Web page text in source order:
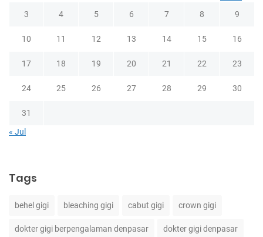
3 4 5 6 7 8 9
10 11 12 13 14 15 16
17 18 19 20 21 22 23
24 25 26 27 28 29 30
31
« Jul
Tags
behel gigi bleaching gigi cabut gigi crown gigi
dokter gigi berpengalaman denpasar dokter gigi denpasar